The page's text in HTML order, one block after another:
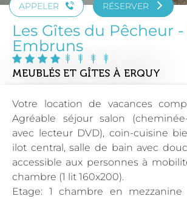
APPELER RÉSERVER
Les Gîtes du Pêcheur -
Embruns
MEUBLÉS ET GÎTES À ERQUY
Votre location de vacances
Agréable séjour salon
avec lecteur DVD), coin-cuisine
ilot central, salle de bain avec
accessible aux personnes à
chambre (1 lit 160x200).
Etage: 1 chambre en